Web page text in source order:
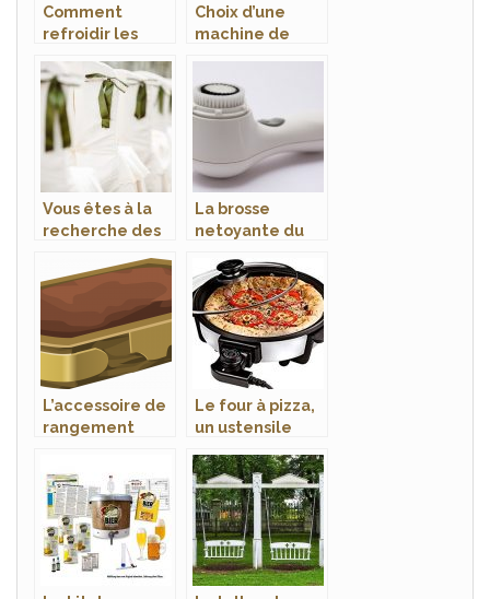
Comment
refroidir les
bruit ?
Choix d’une
machine de
Vous êtes à la
recherche des
chaise jetable?
La brosse
netoyante du
retour efficace
de l’éclat du
visage
L’accessoire de
rangement
vos bijoux
Le four à pizza,
un ustensile
pour la
préparation des
pizzas